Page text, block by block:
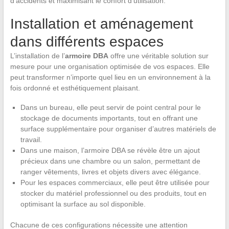
Installation et aménagement
dans différents espaces
L’installation de l’armoire DBAoffre une véritable solution sur
mesure pour une organisation optimisée de vos espaces. Elle
peut transformer n’importe quel lieu en un environnement à la
fois ordonné et esthétiquement plaisant.
Dans un bureau, elle peut servir de point central pour le
stockage de documents importants, tout en offrant une
surface supplémentaire pour organiser d’autres matériels de
travail.
Dans une maison, l’armoire DBA se révèle être un ajout
précieux dans une chambre ou un salon, permettant de
ranger vêtements, livres et objets divers avec élégance.
Pour les espaces commerciaux, elle peut être utilisée pour
stocker du matériel professionnel ou des produits, tout en
optimisant la surface au sol disponible.
Chacune de ces configurations nécessite une attention